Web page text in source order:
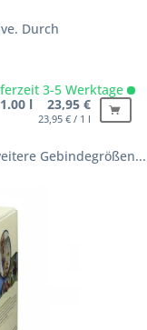
Durch
3-5 Werktage
1.00 l 23,95 €
23,95 € / 1 l
Gebindegrößen...